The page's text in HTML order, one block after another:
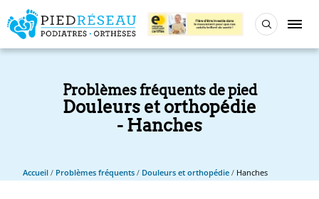
Problèmes fréquents de pied
Douleurs et orthopédie
Hanches
Accueil / Problèmes fréquents / Douleurs et orthopédie / Hanches